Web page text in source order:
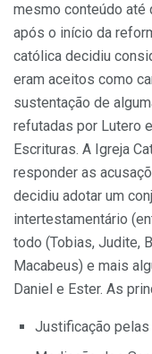
mesmo conteúdo até
após o início da
católica decidiu
eram aceitos como
sustentação de
refutadas por Lutero
Escrituras. A Igreja
responder as
decidiu adotar um
intertestamentário
todo (Tobias, Judite,
Macabeus) e mais
Daniel e Ester. As
Justificação pelas